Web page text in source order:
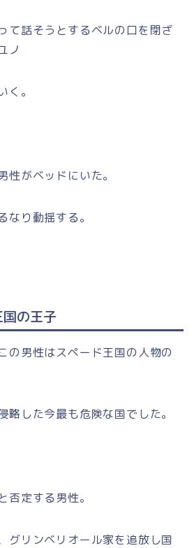
て話そうとするベルの口を閉ざ
ノ
く。
性がベッドにいた。
なり動揺する。
の王子
の男性はスペード王国の人物の
略した今最も危険な国でした。
否定する男性。
グリンベリオール家を追放し国